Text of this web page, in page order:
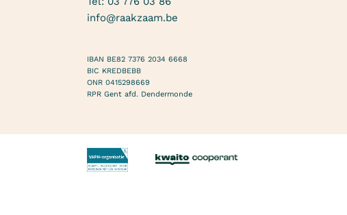
info@raakzaam.be
IBAN BE82 7376 2034 6668
BIC KREDBEBB
ONR 0415298669
RPR Gent afd. Dendermonde